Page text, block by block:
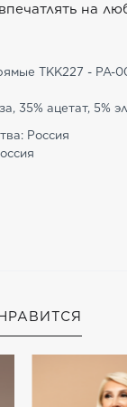
на
TKK227 - PA-
35% ацетат, 5%
Россия